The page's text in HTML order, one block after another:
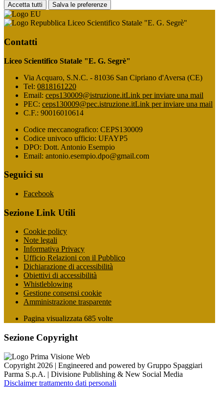
Accetta tutti Salva le preferenze
Liceo Scientifico Statale "E. G. Segrè"
Contatti
Liceo Scientifico Statale "E. G. Segrè"
Via Acquaro, S.N.C. - 81036 San Cipriano d'Aversa (CE)
Tel: 0818161220
Email: ceps130009@istruzione.itLink per inviare una mail
PEC: ceps130009@pec.istruzione.itLink per inviare una mail
C.F.: 90016010614
Codice meccanografico: CEPS130009
Codice univoco ufficio: UFAYP5
DPO: Dott. Antonio Esempio
Email: antonio.esempio.dpo@gmail.com
Seguici su
Facebook
Sezione Link Utili
Cookie policy
Note legali
Informativa Privacy
Ufficio Relazioni con il Pubblico
Dichiarazione di accessibilità
Obiettivi di accessibilità
Whistleblowing
Gestione consensi cookie
Amministrazione trasparente
Pagina visualizzata 685 volte
Sezione Copyright
Copyright 2026 | Engineered and powered by Gruppo Spaggiari
Parma S.p.A. | Divisione Publishing & New Social Media
Disclaimer trattamento dati personali